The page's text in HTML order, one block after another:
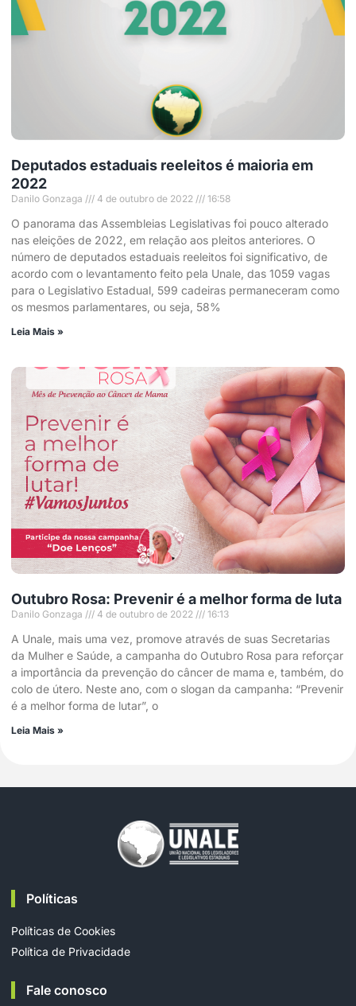
Deputados estaduais reeleitos é maioria em
2022
Danilo Gonzaga 4 de outubro de 2022 16:58
O panorama das Assembleias Legislativas foi pouco alterado
nas eleições de 2022, em relação aos pleitos anteriores. O
número de deputados estaduais reeleitos foi significativo, de
acordo com o levantamento feito pela Unale, das 1059 vagas
para o Legislativo Estadual, 599 cadeiras permaneceram como
os mesmos parlamentares, ou seja, 58%
Leia Mais »
Outubro Rosa: Prevenir é a melhor forma de luta
Danilo Gonzaga 4 de outubro de 2022 16:13
A Unale, mais uma vez, promove através de suas Secretarias
da Mulher e Saúde, a campanha do Outubro Rosa para reforçar
a importância da prevenção do câncer de mama e, também, do
colo de útero. Neste ano, com o slogan da campanha: “Prevenir
é a melhor forma de lutar”, o
Leia Mais »
Políticas
Políticas de Cookies
Política de Privacidade
Fale conosco